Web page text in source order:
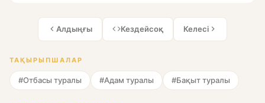
Алдыңғы Кездейсоқ Келесі
ТАҚЫРЫПШАЛАР
#Отбасы туралы #Адам туралы #Бақыт туралы